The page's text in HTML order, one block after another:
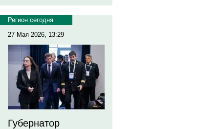
Регион сегодня
27 Мая 2026, 13:29
Губернатор